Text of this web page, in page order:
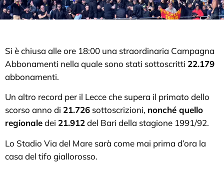
Si è chiusa alle ore 18:00 una straordinaria Campagna
Abbonamenti nella quale sono stati sottoscritti 22.179
abbonamenti.
Un altro record per il Lecce che supera il primato dello
scorso anno di 21.726 sottoscrizioni, nonché quello
regionaledei 21.912del Bari della stagione 1991/92.
Lo Stadio Via del Mare sarà come mai prima d’ora la
casa del tifo giallorosso.